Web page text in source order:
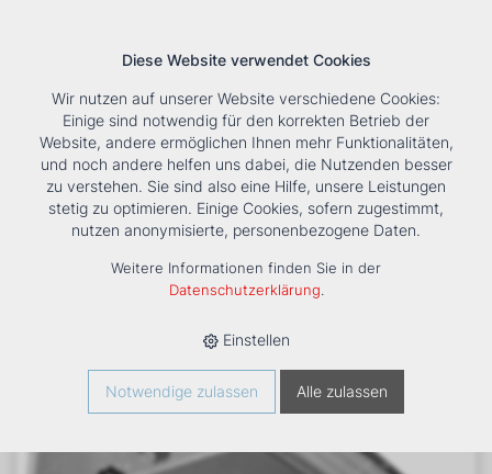
Tools Unternehmen Karriere KontaktSuche
HOME › PRODUKTE › KÄLTE/KLIMA › FANCOILS › DXE ECM 74
KANALGERÄT
Diese Website verwendet Cookies
Wir nutzen auf unserer Website verschiedene Cookies:
Einige sind notwendig für den korrekten Betrieb der
Website, andere ermöglichen Ihnen mehr Funktionalitäten,
und noch andere helfen uns dabei, die Nutzenden besser
zu verstehen. Sie sind also eine Hilfe, unsere Leistungen
stetig zu optimieren. Einige Cookies, sofern zugestimmt,
nutzen anonymisierte, personenbezogene Daten.
Weitere Informationen finden Sie in der
Datenschutzerklärung.
Einstellen
Notwendige zulassen Alle zulassen